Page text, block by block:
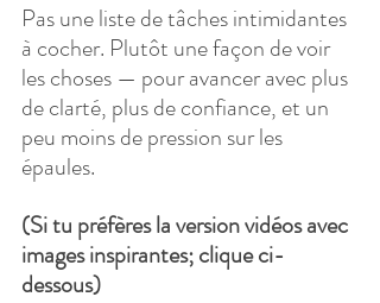
Pas une liste de tâches intimidantes
à cocher. Plutôt une façon de voir
les choses — pour avancer avec plus
de clarté, plus de confiance, et un
peu moins de pression sur les
épaules.
(Si tu préfères la version vidéos avec
images inspirantes; clique ci-
dessous)